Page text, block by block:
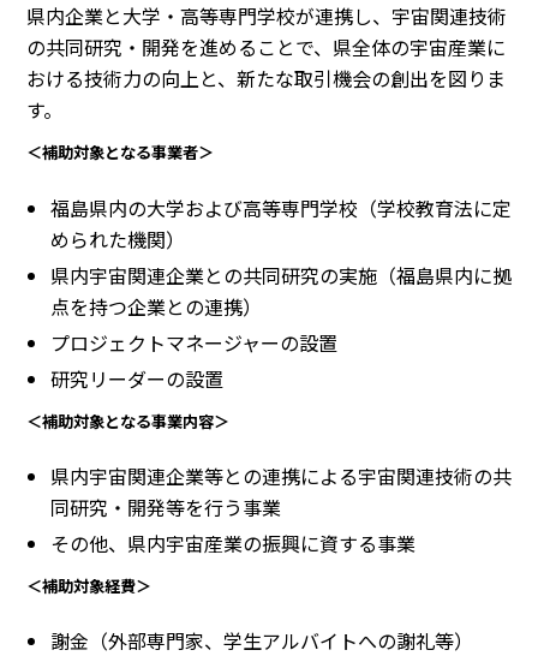
県内企業と大学・高等専門学校が連携し、宇宙関連技術
の共同研究・開発を進めることで、県全体の宇宙産業に
おける技術力の向上と、新たな取引機会の創出を図りま
す。
＜補助対象となる事業者＞
福島県内の大学および高等専門学校（学校教育法に定
められた機関）
県内宇宙関連企業との共同研究の実施（福島県内に拠
点を持つ企業との連携）
プロジェクトマネージャーの設置
研究リーダーの設置
＜補助対象となる事業内容＞
県内宇宙関連企業等との連携による宇宙関連技術の共
同研究・開発等を行う事業
その他、県内宇宙産業の振興に資する事業
＜補助対象経費＞
謝金（外部専門家、学生アルバイトへの謝礼等）